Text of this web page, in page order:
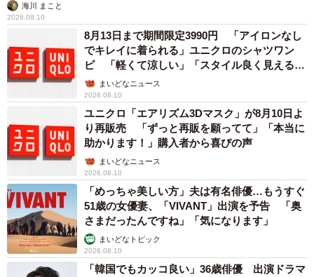
海川 まこと
2026.08.10
8月13日まで期間限定3990円 「アイロンなし
でキレイに着られる」ユニクロのシャツワン
ピ 「軽くて涼しい」「スタイル良く見える」
の声まいどなニュース
2026.08.10
ユニクロ「エアリズム3Dマスク」が8月10日よ
り再販売 「ずっと再販を願ってて」「本当に
助かります！」購入者から喜びの声
まいどなニュース
2026.08.10
「めっちゃ美しい方」夫は有名俳優…もうすぐ
51歳の女優妻、「VIVANT」出演を予告 「奥
さまだったんですね」「気になります」
まいどなトピック
2026.08.10
「韓国でもカッコ良い」36歳俳優 出演ドラマ